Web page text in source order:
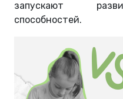
запускают
способностей.